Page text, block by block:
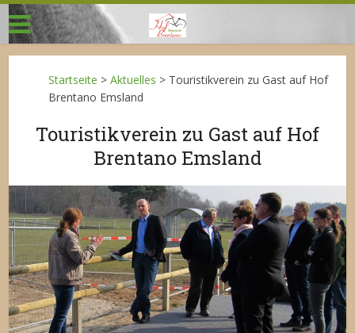
Startseite >Aktuelles > Touristikverein zu Gast auf Hof
Brentano Emsland
Touristikverein zu Gast auf Hof
Brentano Emsland